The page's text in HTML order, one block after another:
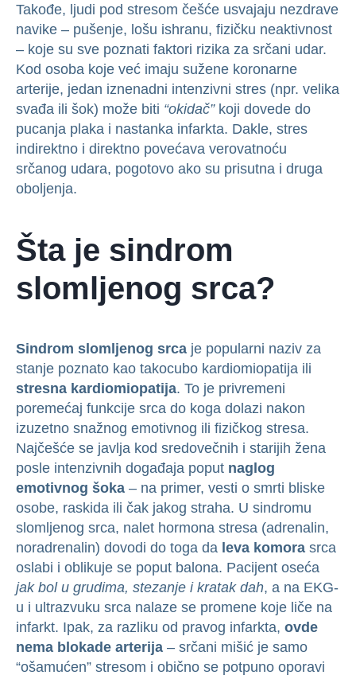
Takođe, ljudi pod stresom češće usvajaju nezdrave
navike – pušenje, lošu ishranu, fizičku neaktivnost
– koje su sve poznati faktori rizika za srčani udar.
Kod osoba koje već imaju sužene koronarne
arterije, jedan iznenadni intenzivni stres (npr. velika
svađa ili šok) može biti “okidač”koji dovede do
pucanja plaka i nastanka infarkta. Dakle, stres
indirektno i direktno povećava verovatnoću
srčanog udara, pogotovo ako su prisutna i druga
oboljenja.
Šta je sindrom
slomljenog srca?
Sindrom slomljenog srca je popularni naziv za
stanje poznato kao takocubo kardiomiopatija ili
stresna kardiomiopatija. To je privremeni
poremećaj funkcije srca do koga dolazi nakon
izuzetno snažnog emotivnog ili fizičkog stresa.
Najčešće se javlja kod sredovečnih i starijih žena
posle intenzivnih događaja poput naglog
emotivnog šoka – na primer, vesti o smrti bliske
osobe, raskida ili čak jakog straha. U sindromu
slomljenog srca, nalet hormona stresa (adrenalin,
noradrenalin) dovodi do toga da leva komora srca
oslabi i oblikuje se poput balona. Pacijent oseća
jak bol u grudima, stezanje i kratak dah, a na EKG-
u i ultrazvuku srca nalaze se promene koje liče na
infarkt. Ipak, za razliku od pravog infarkta, ovde
nema blokade arterija – srčani mišić je samo
“ošamućen” stresom i obično se potpuno oporavi